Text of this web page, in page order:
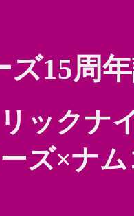
15周
ックナ
ーズ×ナ